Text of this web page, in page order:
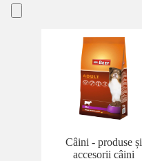
Câini - produse și
accesorii câini